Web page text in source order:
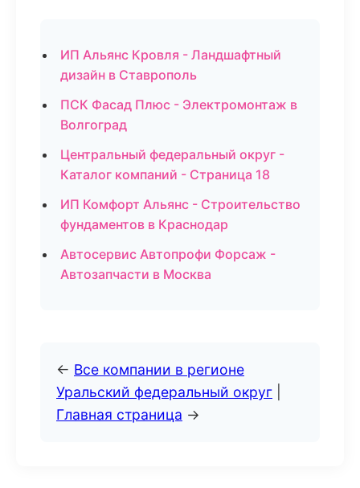
ИП Альянс Кровля - Ландшафтный
дизайн в Ставрополь
ПСК Фасад Плюс - Электромонтаж в
Волгоград
Центральный федеральный округ -
Каталог компаний - Страница 18
ИП Комфорт Альянс - Строительство
фундаментов в Краснодар
Автосервис Автопрофи Форсаж -
Автозапчасти в Москва
← Все компании в регионе
Уральский федеральный округ
Главная страница →